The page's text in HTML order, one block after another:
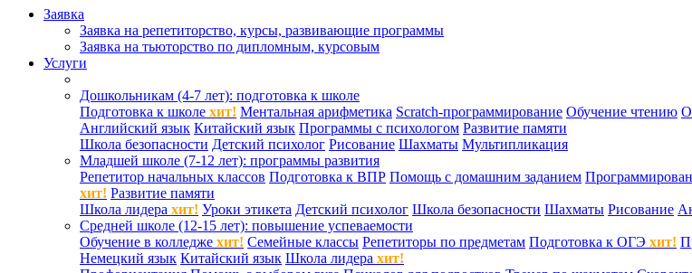
Заявка
Заявка на репетиторство, курсы, развивающие программы
Заявка на тьюторство по дипломным, курсовым
Услуги
Дошкольникам (4-7 лет): подготовка к школе
Подготовка к школе хит! Ментальная арифметика Scratch-программирование Обучение чтению
Английский язык Китайский язык Программы с психологом Развитие памяти
Школа безопасности Детский психолог Рисование Шахматы Мультипликация
Младшей школе (7-12 лет): программы развития
Репетитор начальных классов Подготовка к ВПР Помощь с домашним заданием
хит! Развитие памяти
Школа лидера хит! Уроки этикета Детский психолог Школа безопасности Шахматы Рисование
Средней школе (12-15 лет): повышение успеваемости
Обучение в колледже хит! Семейные классы Репетиторы по предметам Подготовка к ОГЭ хит!
Немецкий язык Китайский язык Школа лидера хит!